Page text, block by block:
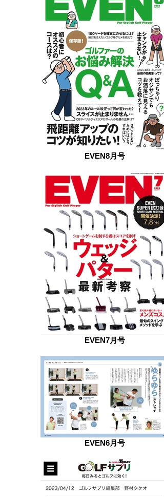
EVEN8月号
EVEN7月号
EVEN6月号